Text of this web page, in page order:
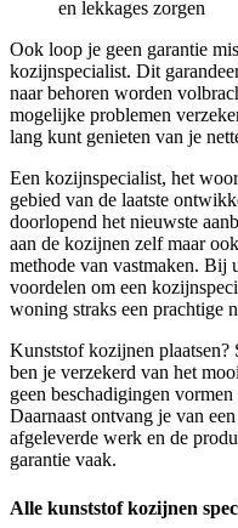
en lekkages zorgen
Ook loop je geen garantie
kozijnspecialist. Dit
naar behoren worden
mogelijke problemen
lang kunt genieten van je
Een kozijnspecialist, het
gebied van de laatste
doorlopend het nieuwste
aan de kozijnen zelf maar
methode van vastmaken. Bij
voordelen om een
woning straks een prachtige
Kunststof kozijnen plaatsen?
ben je verzekerd van het
geen beschadigingen
Daarnaast ontvang je van
afgeleverde werk en de
garantie vaak.
Alle kunststof kozijnen